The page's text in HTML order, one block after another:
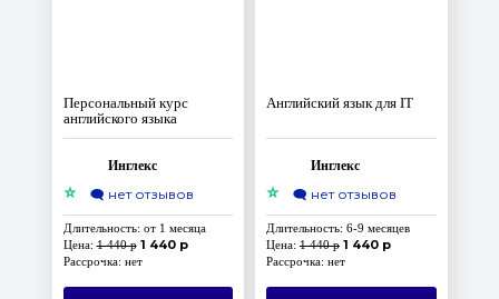
Персональный курс
английского языка
Инглекс
⭐ 🗨️ нет отзывов
Длительность: от 1 месяца
Цена:1 440 р 1 440 р
Рассрочка: нет
Английский язык для IT
Инглекс
⭐ 🗨️ нет отзывов
Длительность: 6-9 месяцев
Цена: 1 440 р 1 440 р
Рассрочка: нет